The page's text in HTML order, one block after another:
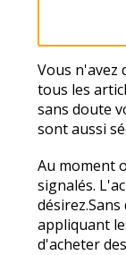
Vous n'avez
tous les
sans doute
sont aussi
Au moment
signalés.
appliquant
d'acheter